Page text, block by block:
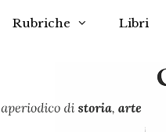
Rubriche Libri